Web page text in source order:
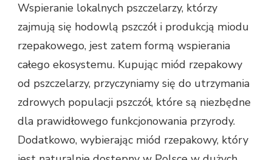
Wspieranie lokalnych pszczelarzy, którzy
zajmują się hodowlą pszczół i produkcją miodu
rzepakowego, jest zatem formą wspierania
całego ekosystemu. Kupując miód rzepakowy
od pszczelarzy, przyczyniamy się do utrzymania
zdrowych populacji pszczół, które są niezbędne
dla prawidłowego funkcjonowania przyrody.
Dodatkowo, wybierając miód rzepakowy, który